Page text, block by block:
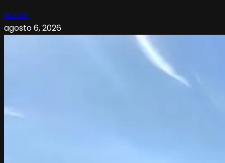
admin
agosto 6, 2026